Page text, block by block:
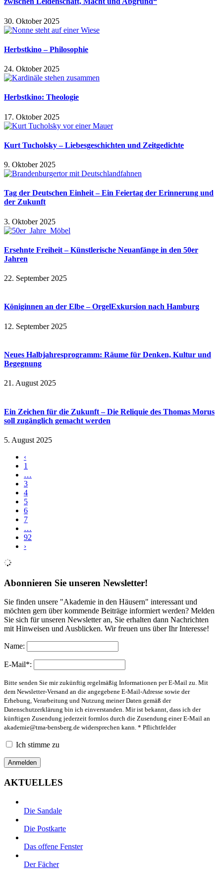
30. Oktober 2025
Herbstkino – Philosophie
24. Oktober 2025
Herbstkino: Theologie
17. Oktober 2025
Kurt Tucholsky – Liebesgeschichten und Zeitgedichte
9. Oktober 2025
Tag der Deutschen Einheit – Ein Feiertag der Erinnerung und
der Zukunft
3. Oktober 2025
Ersehnte Freiheit – Künstlerische Neuanfänge in den 50er
Jahren
22. September 2025
Königinnen an der Elbe – OrgelExkursion nach Hamburg
12. September 2025
Neues Halbjahresprogramm: Räume für Denken, Kultur und
Begegnung
21. August 2025
Ein Zeichen für die Zukunft – Die Reliquie des Thomas Morus
soll zugänglich gemacht werden
5. August 2025
‹
1
…
3
4
5
6
7
…
92
›
Abonnieren Sie unseren Newsletter!
Sie finden unsere "Akademie in den Häusern" interessant und
möchten gern über kommende Beiträge informiert werden? Melden
Sie sich für unseren Newsletter an, Sie erhalten dann Nachrichten
mit Hinweisen und Ausblicken. Wir freuen uns über Ihr Interesse!
Name:
E-Mail*:
Bitte senden Sie mir zukünftig regelmäßig Informationen per E-Mail zu. Mit
dem Newsletter-Versand an die angegebene E-Mail-Adresse sowie der
Erhebung, Verarbeitung und Nutzung meiner Daten gemäß der
Datenschutzerklärung bin ich einverstanden. Mir ist bekannt, dass ich der
künftigen Zusendung jederzeit formlos durch die Zusendung einer E-Mail an
akademie@tma-bensberg.de widersprechen kann. * Pflichtfelder
Ich stimme zu
AKTUELLES
Die Sandale
Die Postkarte
Das offene Fenster
Der Fächer